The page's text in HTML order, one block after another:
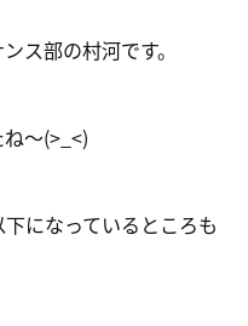
ス部の村河です。
～(>_<)
になっているところも